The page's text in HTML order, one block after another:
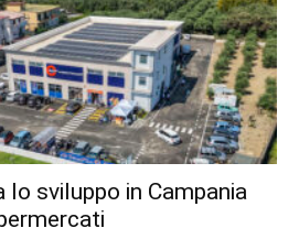
sviluppo in Campania